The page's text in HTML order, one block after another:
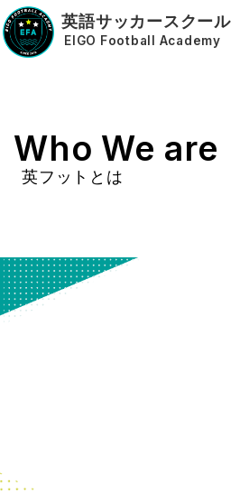
英語サッカースクール
EIGO Football Academy
Who We are
英フットとは